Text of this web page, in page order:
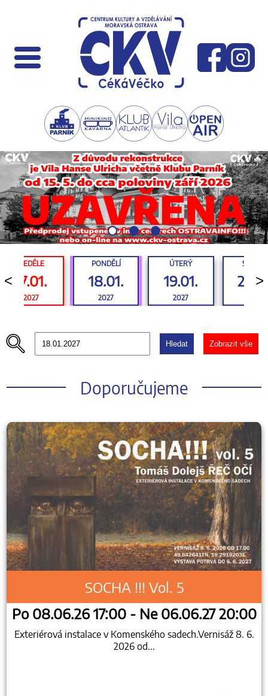
<
NEDĚLE
17.01.
2027
PONDĚLÍ
18.01.
2027
ÚTERÝ
19.01.
2027
>
Hledat Zobrazit vše
Doporučujeme
SOCHA !!! Vol. 5
Po 08.06.26 17:00 - Ne 06.06.27 20:00
Exteriérová instalace v Komenského sadech.Vernisáž 8. 6.
2026 od...